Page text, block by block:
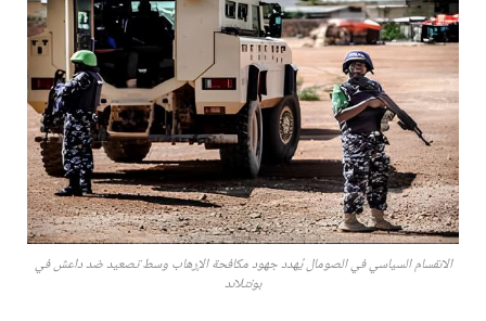
الانقسام السياسي في الصومال يُهدد جهود مكافحة الإرهاب وسط تصعيد ضد داعش في
بونتلاند